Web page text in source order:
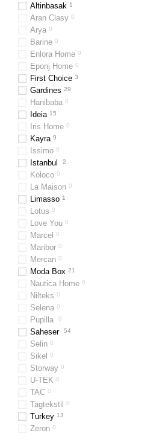
Altinbasak 1
Aran Clasy 0
Arya 0
Barine 0
Enlora Home 0
Eponj Home 0
First Choice 3
Gardines 29
Hanibaba 0
Ideia 15
Iris Home 0
Kayra 9
Issimo 0
Istanbul 2
Koloco 0
La Maison 0
Limasso 1
Lotus 0
Love You 0
Marcel 0
Maribor 0
Mercan 0
Moda Box 21
Nautica Home 0
Nilteks 0
Selena 0
Pupilla 0
Saheser 54
Selin 0
Sikel​​​​​​​ 0
Storway 0
U-TEK 0
TAC 0
Tagtekstil 0
Turkey 13
Zeron 0